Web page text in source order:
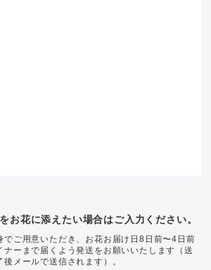
お花に添えたい場合はご入力ください。
でご用意いただき、お花お届け日8日前〜4日前
ナーまで届くよう発送をお願いいたします（送
メールで送信されます）。